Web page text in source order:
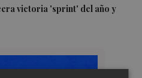
victoria 'sprint' del año y